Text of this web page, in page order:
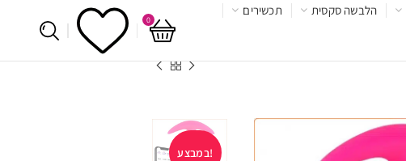
הלבשה סקסית תכשירים
0
במבצע!